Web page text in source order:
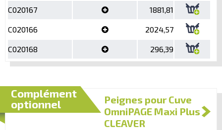
C020167
1881,81
C020166 2024,57
C020168 296,39
Complément
optionnel
Peignes pour Cuve
OmniPAGE Maxi Plus
CLEAVER